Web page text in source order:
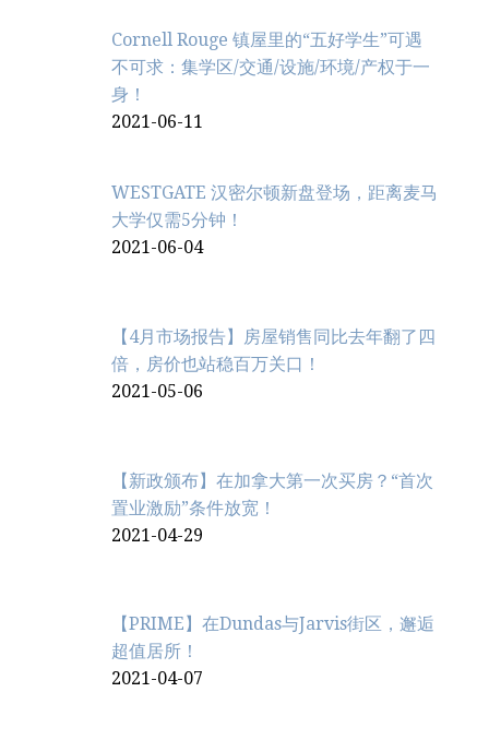
Cornell Rouge 镇屋里的“五好学生”可遇
不可求：集学区/交通/设施/环境/产权于一
身！
2021-06-11
WESTGATE 汉密尔顿新盘登场，距离麦马
大学仅需5分钟！
2021-06-04
【4月市场报告】房屋销售同比去年翻了四
倍，房价也站稳百万关口！
2021-05-06
【新政颁布】在加拿大第一次买房？“首次
置业激励”条件放宽！
2021-04-29
【PRIME】在Dundas与Jarvis街区，邂逅
超值居所！
2021-04-07